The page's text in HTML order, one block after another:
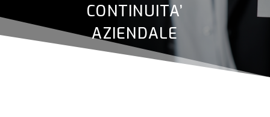
CONTINUITA’
AZIENDALE